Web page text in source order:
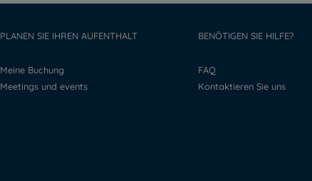
PLANEN SIE IHREN AUFENTHALT
Meine Buchung
Meetings und events
BENÖTIGEN SIE HILFE?
FAQ
Kontaktieren Sie uns